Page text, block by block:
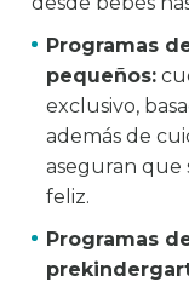
Programas
pequeños:
exclusivo,
además de
aseguran que
feliz.
Programas